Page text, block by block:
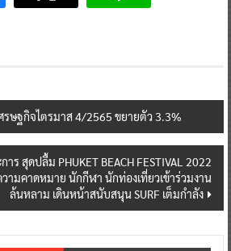
รษฐกิจไตรมาส 4/2565 ขยายตัว 3.3%
สุดปลื้ม PHUKET BEACH FESTIVAL 2022
ามคาดหมาย นักกีฬา นักท่องเที่ยวเข้าร่วมงาน
ล้นหลาม เดินหน้าสนับสนุน SURF เต็มกำลัง